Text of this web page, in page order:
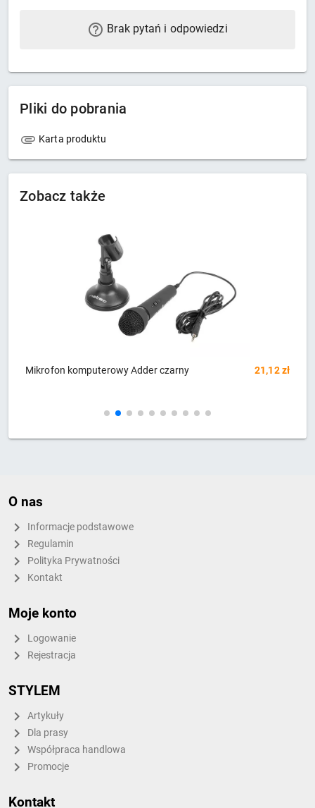
Brak pytań i odpowiedzi
Pliki do pobrania
Karta produktu
Zobacz także
Mikrofon komputerowy Adder czarny 21,12 zł
O nas
Informacje podstawowe
Regulamin
Polityka Prywatności
Kontakt
Moje konto
Logowanie
Rejestracja
STYLEM
Artykuły
Dla prasy
Współpraca handlowa
Promocje
Kontakt